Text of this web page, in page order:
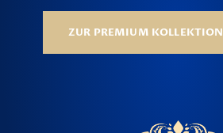
ZUR PREMIUM KOLLEKTION